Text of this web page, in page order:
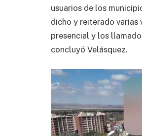
usuarios de los
dicho y reiterado varías
presencial y los
concluyó Velásquez.